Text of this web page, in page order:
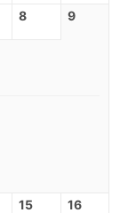
8 9
15 16